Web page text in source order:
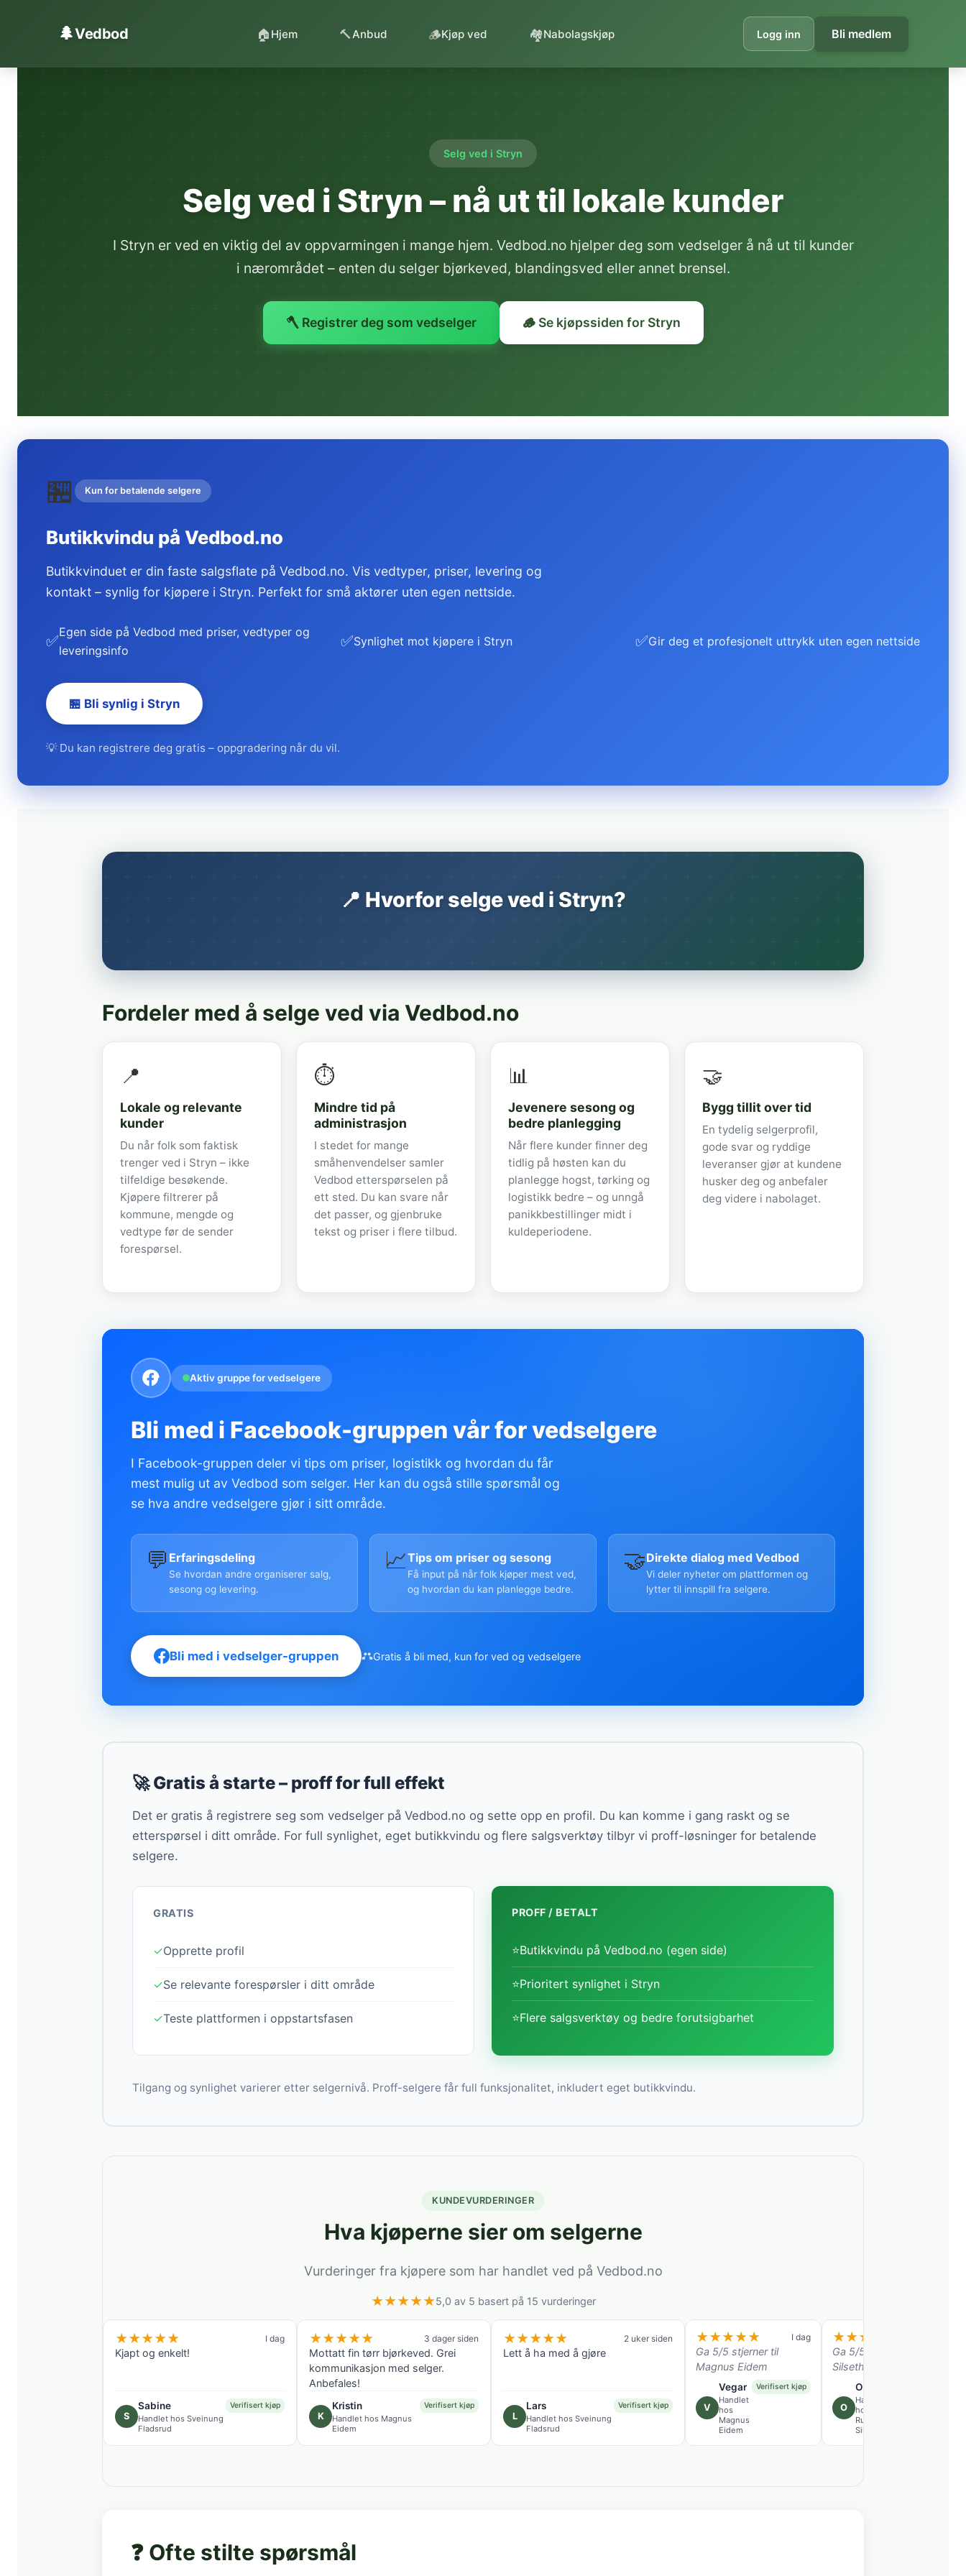
🌲Vedbod 🏠 Hjem 🔨Anbud 🪵Kjøp ved 🏘️Nabolagskjøp Logg inn Bli medlem
Selg ved i Stryn
Selg ved i Stryn – nå ut til lokale kunder
I Stryn er ved en viktig del av oppvarmingen i mange hjem. Vedbod.no hjelper deg som vedselger å nå ut til kunder
i nærområdet – enten du selger bjørkeved, blandingsved eller annet brensel.
🪓 Registrer deg som vedselger 🪵 Se kjøpssiden for Stryn
🏪 Kun for betalende selgere
Butikkvindu på Vedbod.no
Butikkvinduet er din faste salgsflate på Vedbod.no. Vis vedtyper, priser, levering og
kontakt – synlig for kjøpere i Stryn. Perfekt for små aktører uten egen nettside.
✅Egen side på Vedbod med priser, vedtyper og
leveringsinfo
✅Synlighet mot kjøpere i Stryn ✅Gir deg et profesjonelt uttrykk uten egen nettside
🏪 Bli synlig i Stryn
💡 Du kan registrere deg gratis – oppgradering når du vil.
📍 Hvorfor selge ved i Stryn?
Fordeler med å selge ved via Vedbod.no
📍
Lokale og relevante
kunder
Du når folk som faktisk
trenger ved i Stryn – ikke
tilfeldige besøkende.
Kjøpere filtrerer på
kommune, mengde og
vedtype før de sender
forespørsel.
⏱️
Mindre tid på
administrasjon
I stedet for mange
småhenvendelser samler
Vedbod etterspørselen på
ett sted. Du kan svare når
det passer, og gjenbruke
tekst og priser i flere tilbud.
📊
Jevenere sesong og
bedre planlegging
Når flere kunder finner deg
tidlig på høsten kan du
planlegge hogst, tørking og
logistikk bedre – og unngå
panikkbestillinger midt i
kuldeperiodene.
🤝
Bygg tillit over tid
En tydelig selgerprofil,
gode svar og ryddige
leveranser gjør at kundene
husker deg og anbefaler
deg videre i nabolaget.
Aktiv gruppe for vedselgere
Bli med i Facebook-gruppen vår for vedselgere
I Facebook-gruppen deler vi tips om priser, logistikk og hvordan du får
mest mulig ut av Vedbod som selger. Her kan du også stille spørsmål og
se hva andre vedselgere gjør i sitt område.
💬 Erfaringsdeling
Se hvordan andre organiserer salg,
sesong og levering.
📈Tips om priser og sesong
Få input på når folk kjøper mest ved,
og hvordan du kan planlegge bedre.
🤝Direkte dialog med Vedbod
Vi deler nyheter om plattformen og
lytter til innspill fra selgere.
Bli med i vedselger-gruppen Gratis å bli med, kun for ved og vedselgere
🚀 Gratis å starte – proff for full effekt
Det er gratis å registrere seg som vedselger på Vedbod.no og sette opp en profil. Du kan komme i gang raskt og se
etterspørsel i ditt område. For full synlighet, eget butikkvindu og flere salgsverktøy tilbyr vi proff-løsninger for betalende
selgere.
GRATIS
✓Opprette profil
✓Se relevante forespørsler i ditt område
✓Teste plattformen i oppstartsfasen
PROFF / BETALT
⭐Butikkvindu på Vedbod.no (egen side)
⭐Prioritert synlighet i Stryn
⭐Flere salgsverktøy og bedre forutsigbarhet
Tilgang og synlighet varierer etter selgernivå. Proff-selgere får full funksjonalitet, inkludert eget butikkvindu.
KUNDEVURDERINGER
Hva kjøperne sier om selgerne
Vurderinger fra kjøpere som har handlet ved på Vedbod.no
★★★★★5,0 av 5 basert på 15 vurderinger
★★★★★ I dag
Kjapt og enkelt!
S
Sabine
Handlet hos Sveinung
Fladsrud
Verifisert kjøp
★★★★★ 3 dager siden
Mottatt fin tørr bjørkeved. Grei
kommunikasjon med selger.
Anbefales!
K
Kristin
Handlet hos Magnus
Eidem
Verifisert kjøp
★★★★★ 2 uker siden
Lett å ha med å gjøre
L
Lars
Handlet hos Sveinung
Fladsrud
Verifisert kjøp
★★★★★ I dag
Ga 5/5 stjerner til
Magnus Eidem
V
Vegar
Handlet
hos
Magnus
Eidem
Verifisert kjøp
★★★
Ga 5/5 stjerner til Rune
Silseth
O
Odd
Handlet
hos
Rune
Silseth
❓ Ofte stilte spørsmål